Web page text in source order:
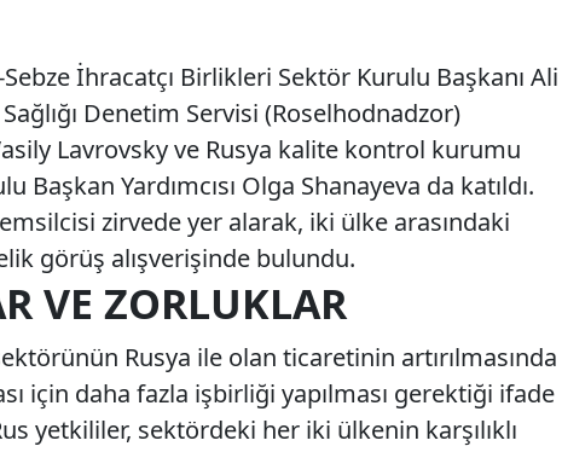
İhracatçı Birlikleri Sektör Kurulu Başkanı Ali
Denetim Servisi (Roselhodnadzor)
Lavrovsky ve Rusya kalite kontrol kurumu
Başkan Yardımcısı Olga Shanayeva da katıldı.
zirvede yer alarak, iki ülke arasındaki
görüş alışverişinde bulundu.
VE ZORLUKLAR
Rusya ile olan ticaretinin artırılmasında
için daha fazla işbirliği yapılması gerektiği ifade
yetkililer, sektördeki her iki ülkenin karşılıklı